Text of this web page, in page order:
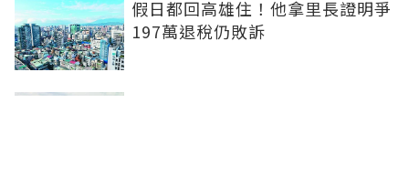
假日都回高雄住！他拿里長證明爭
197萬退稅仍敗訴